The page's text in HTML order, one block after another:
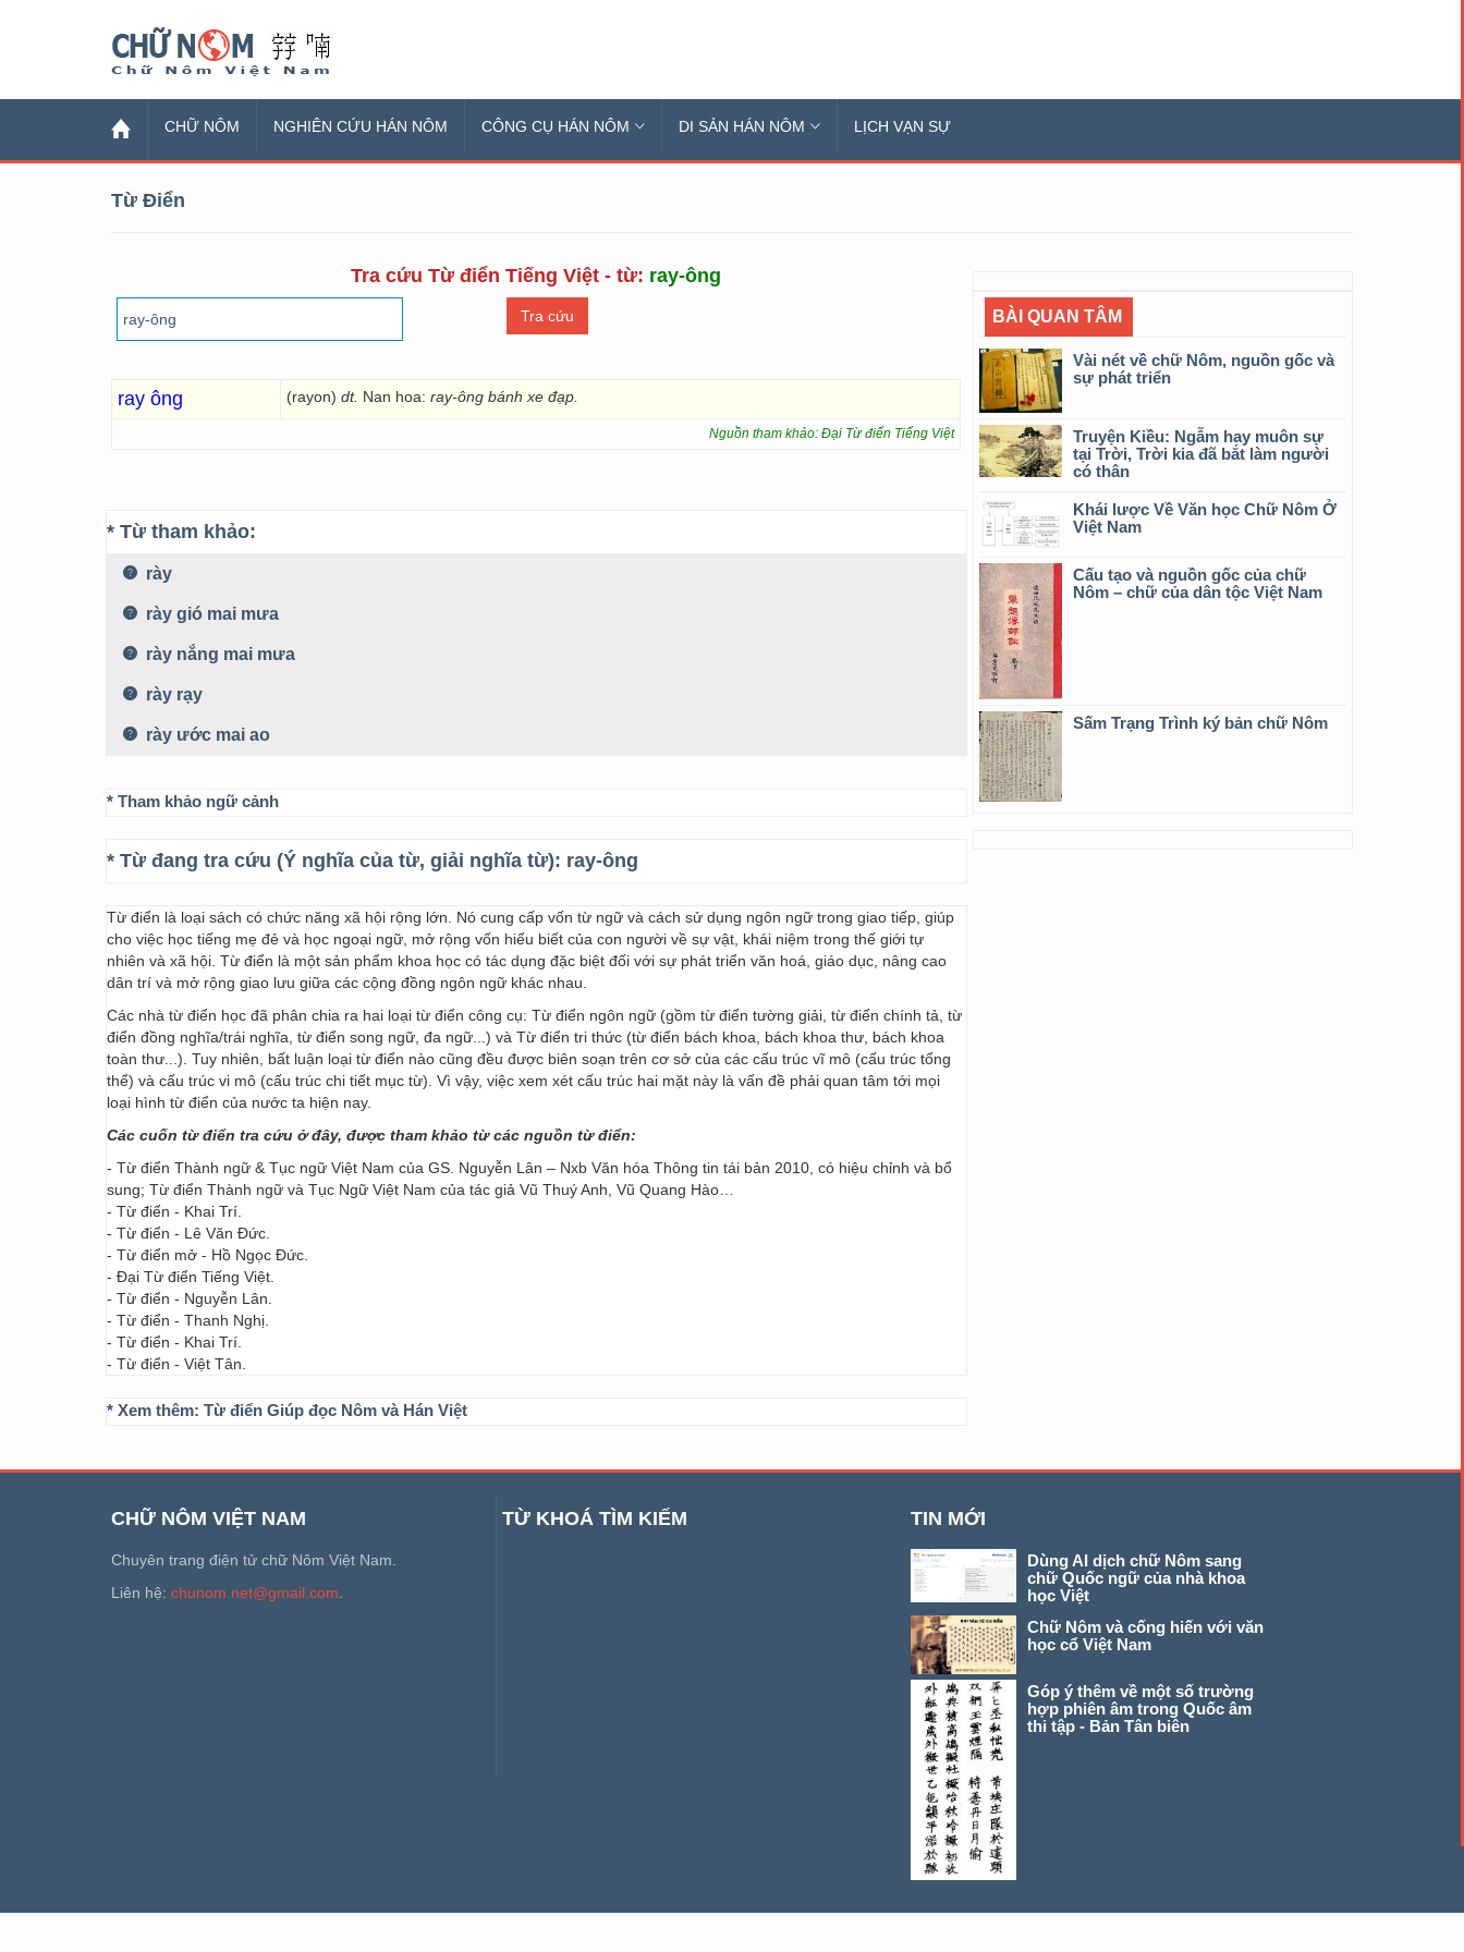
CHỮ NÔM NGHIÊN CỨU HÁN NÔM CÔNG CỤ HÁN NÔM DI SẢN HÁN NÔM LỊCH VẠN SỰ
Từ Điển
Tra cứu Từ điển Tiếng Việt - từ: ray-ông
ray ông (rayon) dt. Nan hoa: ray-ông bánh xe đạp.
Nguồn tham khảo: Đại Từ điển Tiếng Việt
* Từ tham khảo:
rày
rày gió mai mưa
rày nắng mai mưa
rày rạy
rày ước mai ao
* Tham khảo ngữ cảnh
* Từ đang tra cứu (Ý nghĩa của từ, giải nghĩa từ): ray-ông
Từ điển là loại sách có chức năng xã hội rộng lớn. Nó cung cấp vốn từ ngữ và cách sử dụng ngôn ngữ trong giao tiếp, giúp
cho việc học tiếng mẹ đẻ và học ngoại ngữ, mở rộng vốn hiểu biết của con người về sự vật, khái niệm trong thế giới tự
nhiên và xã hội. Từ điển là một sản phẩm khoa học có tác dụng đặc biệt đối với sự phát triển văn hoá, giáo dục, nâng cao
dân trí và mở rộng giao lưu giữa các cộng đồng ngôn ngữ khác nhau.
Các nhà từ điển học đã phân chia ra hai loại từ điển công cụ: Từ điển ngôn ngữ (gồm từ điển tường giải, từ điển chính tả, từ
điển đồng nghĩa/trái nghĩa, từ điển song ngữ, đa ngữ...) và Từ điển tri thức (từ điển bách khoa, bách khoa thư, bách khoa
toàn thư...). Tuy nhiên, bất luận loại từ điển nào cũng đều được biên soạn trên cơ sở của các cấu trúc vĩ mô (cấu trúc tổng
thể) và cấu trúc vi mô (cấu trúc chi tiết mục từ). Vì vậy, việc xem xét cấu trúc hai mặt này là vấn đề phải quan tâm tới mọi
loại hình từ điển của nước ta hiện nay.
Các cuốn từ điển tra cứu ở đây, được tham khảo từ các nguồn từ điển:
- Từ điển Thành ngữ & Tục ngữ Việt Nam của GS. Nguyễn Lân – Nxb Văn hóa Thông tin tái bản 2010, có hiệu chỉnh và bổ
sung; Từ điển Thành ngữ và Tục Ngữ Việt Nam của tác giả Vũ Thuý Anh, Vũ Quang Hào…
- Từ điển - Khai Trí.
- Từ điển - Lê Văn Đức.
- Từ điển mở - Hồ Ngọc Đức.
- Đại Từ điển Tiếng Việt.
- Từ điển - Nguyễn Lân.
- Từ điển - Thanh Nghị.
- Từ điển - Khai Trí.
- Từ điển - Việt Tân.
* Xem thêm: Từ điển Giúp đọc Nôm và Hán Việt
BÀI QUAN TÂM
Vài nét về chữ Nôm, nguồn gốc và
sự phát triển
Truyện Kiều: Ngẫm hay muôn sự
tại Trời, Trời kia đã bắt làm người
có thân
Khái lược Về Văn học Chữ Nôm Ở
Việt Nam
Cấu tạo và nguồn gốc của chữ
Nôm – chữ của dân tộc Việt Nam
Sấm Trạng Trình ký bản chữ Nôm
CHỮ NÔM VIỆT NAM
Chuyên trang điện tử chữ Nôm Việt Nam.
Liên hệ: chunom.net@gmail.com
TỪ KHOÁ TÌM KIẾM TIN MỚI
Dùng AI dịch chữ Nôm sang
chữ Quốc ngữ của nhà khoa
học Việt
Chữ Nôm và cống hiến với văn
học cổ Việt Nam
Góp ý thêm về một số trường
hợp phiên âm trong Quốc âm
thi tập - Bản Tân biên